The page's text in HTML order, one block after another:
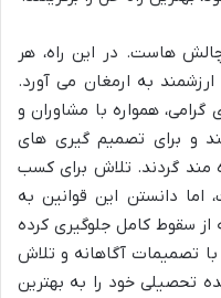
هاست. در این راه، هر
به ارمغان می آورد.
همواره با مشاوران و
و برای تصمیم گیری های
مند گردند. تلاش برای کسب
اما دانستن این قوانین به
سقوط کامل جلوگیری کرده
با تصمیمات آگاهانه و تلاش
تحصیلی خود را به بهترین